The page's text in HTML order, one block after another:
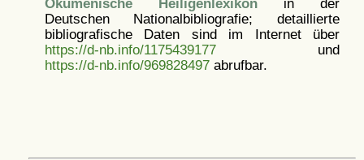
Ökumenische Heiligenlexikonin der
Deutschen Nationalbibliografie; detaillierte
bibliografische Daten sind im Internet über
https://d-nb.info/1175439177und
https://d-nb.info/969828497abrufbar.